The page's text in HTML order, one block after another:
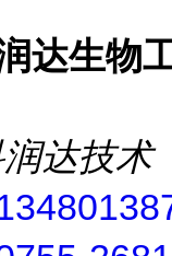
达生物
达技术